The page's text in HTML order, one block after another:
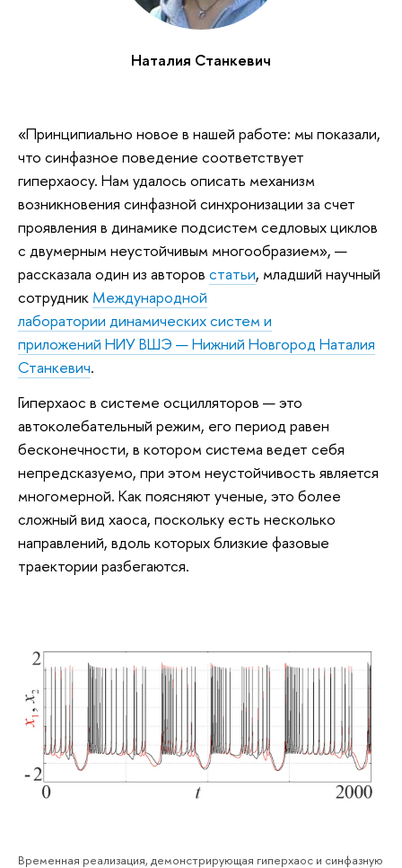
Наталия Станкевич
«Принципиально новое в нашей работе: мы показали,
что синфазное поведение соответствует
гиперхаосу. Нам удалось описать механизм
возникновения синфазной синхронизации за счет
проявления в динамике подсистем седловых циклов
с двумерным неустойчивым многообразием», —
рассказала один из авторов статьи, младший научный
сотрудник Международной
лаборатории динамических систем и
приложений НИУ ВШЭ — Нижний Новгород Наталия
Станкевич.
Гиперхаос в системе осцилляторов — это
автоколебательный режим, его период равен
бесконечности, в котором система ведет себя
непредсказуемо, при этом неустойчивость является
многомерной. Как поясняют ученые, это более
сложный вид хаоса, поскольку есть несколько
направлений, вдоль которых близкие фазовые
траектории разбегаются.
Временная реализация, демонстрирующая гиперхаос и синфазную